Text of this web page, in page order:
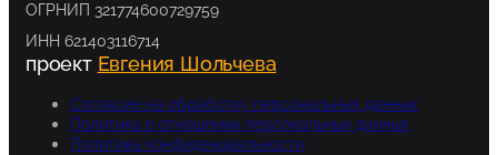
ОГРНИП 321774600729759
ИНН 621403116714
проект Евгения Шольчева
Согласие на обработку персональных данных
Политика в отношении персональных данных
Политика конфиденциальности